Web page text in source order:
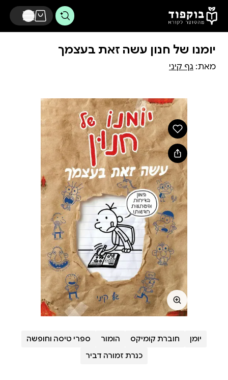
דלג לתוכן הראשי
יומנו של חנון עשה זאת בעצמך
מאת: גף קיני
יומן חוברת קומיקס הומור
ספרי טיסה וחופשה
כנרת זמורה דביר